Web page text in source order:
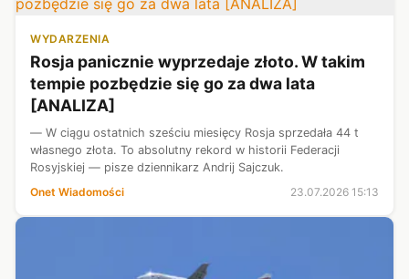
WYDARZENIA
Rosja panicznie wyprzedaje złoto. W takim
tempie pozbędzie się go za dwa lata
[ANALIZA]
— W ciągu ostatnich sześciu miesięcy Rosja sprzedała 44 t
własnego złota. To absolutny rekord w historii Federacji
Rosyjskiej — pisze dziennikarz Andrij Sajczuk.
Onet Wiadomości
23.07.2026 15:13